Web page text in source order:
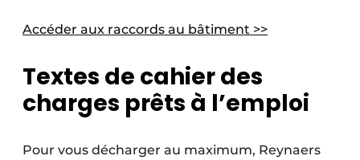
Accéder aux raccords au bâtiment >>
Textes de cahier des
charges prêts à l’emploi
Pour vous décharger au maximum, Reynaers